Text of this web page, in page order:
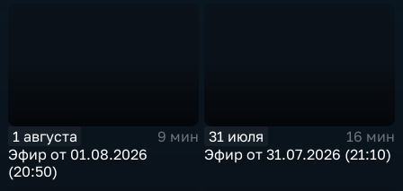
1 августа
9 мин
Эфир от 01.08.2026
(20:50)
31 июля
16 мин
Эфир от 31.07.2026 (21:10)